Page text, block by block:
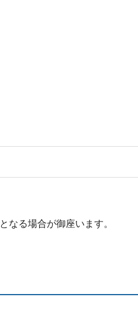
なる場合が御座います。